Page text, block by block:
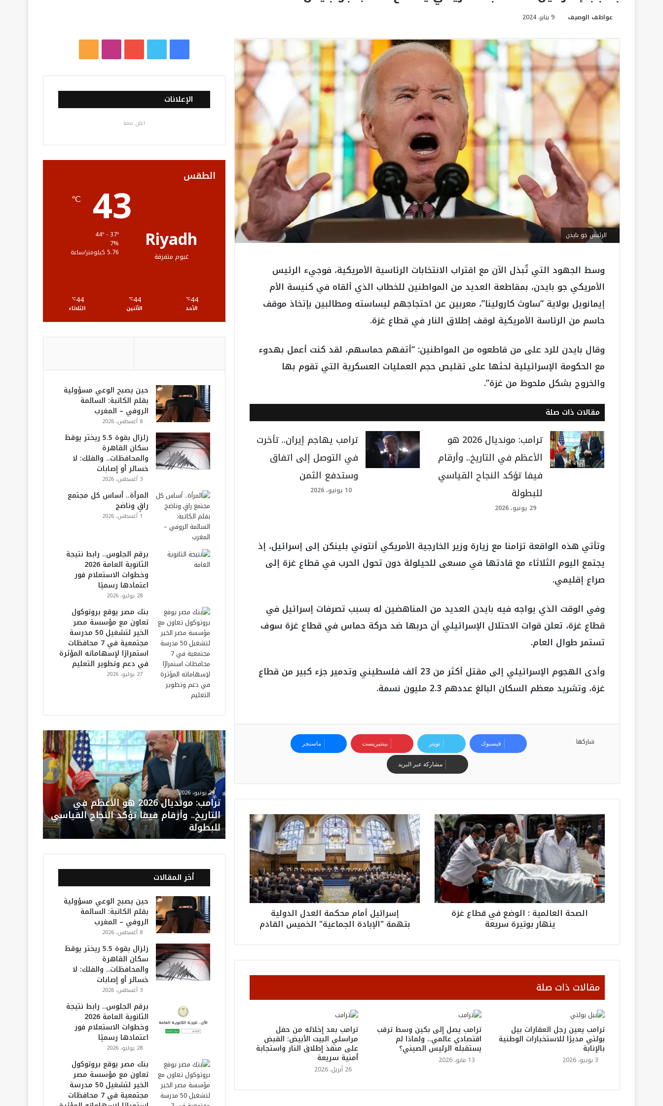
عواطف الوصيف 9 يناير، 2024
الرئيس جو بايدن
وسط الجهود التي تٌبذل الآن مع اقتراب الانتخابات الرئاسية الأمريكية، فوجيء الرئيس
الأمريكي جو بايدن، بمقاطعة العديد من المواطنين للخطاب الذي ألقاه في كنيسة الأم
إيمانويل بولاية “ساوث كارولينا”، معربين عن احتجاجهم ليساسته ومطالبين بإتخاذ موقف
حاسم من الرئاسة الأمريكية لوقف إطلاق النار في قطاع غزة.
وقال بايدن للرد على من قاطعوه من المواطنين: “أتفهم حماسهم، لقد كنت أعمل بهدوء
مع الحكومة الإسرائيلية لحثها على تقليص حجم العمليات العسكرية التي تقوم بها
والخروج بشكل ملحوظ من غزة”.
مقالات ذات صلة
ترامب: مونديال 2026 هو
الأعظم في التاريخ.. وأرقام
فيفا تؤكد النجاح القياسي
للبطولة
29 يونيو، 2026
ترامب يهاجم إيران.. تأخرت
في التوصل إلى اتفاق
وستدفع الثمن
10 يونيو، 2026
وتأتي هذه الواقعة تزامنا مع زيارة وزير الخارجية الأمريكي أنتوني بلينكن إلى إسرائيل، إذ
يجتمع اليوم الثلاثاء مع قادتها في مسعى للحيلولة دون تحول الحرب في قطاع غزة إلى
صراع إقليمي.
وفي الوقت الذي يواجه فيه بايدن العديد من المناهضين له بسبب تصرفات إسرائيل في
قطاع غزة، تعلن قوات الاحتلال الإسرائيلي أن حربها ضد حركة حماس في قطاع غزة سوف
تستمر طوال العام.
وأدى الهجوم الإسرائيلي إلى مقتل أكثر من 23 ألف فلسطيني وتدمير جزء كبير من قطاع
غزة، وتشريد معظم السكان البالغ عددهم 2.3 مليون نسمة.
شاركها فيسبوك تويتر بينتيريست ماسنجر
مشاركة عبر البريد
الصحة العالمية : الوضع في قطاع غزة
ينهار بوتيرة سريعة
إسرائيل أمام محكمة العدل الدولية
بتهمة "الإبادة الجماعية" الخميس القادم
مقالات ذات صلة
ترامب يعين رجل العقارات بيل
بولتي مديرًا للاستخبارات الوطنية
بالإنابة
3 يونيو، 2026
ترامب يصل إلى بكين وسط ترقب
اقتصادي عالمي.. ولماذا لم
يستقبله الرئيس الصيني؟
13 مايو، 2026
ترامب بعد إخلائه من حفل
مراسلي البيت الأبيض: القبض
على منفذ إطلاق النار واستجابة
أمنية سريعة
26 أبريل، 2026
س
ب
ك
ي
ت
ت
ي
و
ب
س
ت
ر
خ
ص
ل
ق
R
الإعلانات
اعلن معنا
الطقس
Riyadh
غيوم متفرقة
43
℃
7%
5.76 كيلومتر/ساعة
44
℃
الأحد
44
℃
الأثنين
44
℃
الثلاثاء
حين يصبح الوعي مسؤولية
بقلم الكاتبة: السالمة
الروفي – المغرب
8 أغسطس، 2026
زلزال بقوة 5.5 ريختر يوقظ
سكان القاهرة
والمحافظات.. والفلك: لا
خسائر أو إصابات
3 أغسطس، 2026
المرأة.. أساس كل مجتمع
راقٍ وناضج
1 أغسطس، 2026
برقم الجلوس.. رابط نتيجة
الثانوية العامة 2026
وخطوات الاستعلام فور
اعتمادها رسميًا
28 يوليو، 2026
بنك مصر يوقع بروتوكول
تعاون مع مؤسسة مصر
الخير لتشغيل 50 مدرسة
مجتمعية في 7 محافظات
استمرارًا لإسهاماته المؤثرة
في دعم وتطوير التعليم
27 يوليو، 2026
ت
ر
ا
م
ب
:
م
ن
د
ي
29 يونيو، 2026
ترامب: مونديال 2026 هو الأعظم في
التاريخ.. وأرقام فيفا تؤكد النجاح القياسي
للبطولة
أخر المقالات
حين يصبح الوعي مسؤولية
بقلم الكاتبة: السالمة
الروفي – المغرب
8 أغسطس، 2026
زلزال بقوة 5.5 ريختر يوقظ
سكان القاهرة
والمحافظات.. والفلك: لا
خسائر أو إصابات
3 أغسطس، 2026
برقم الجلوس.. رابط نتيجة
الثانوية العامة 2026
وخطوات الاستعلام فور
اعتمادها رسميًا
28 يوليو، 2026
بنك مصر يوقع بروتوكول
تعاون مع مؤسسة مصر
الخير لتشغيل 50 مدرسة
مجتمعية في 7 محافظات